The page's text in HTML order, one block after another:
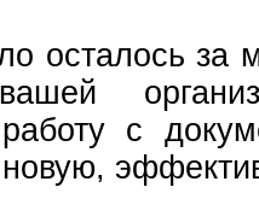
осталось
работу с
новую,